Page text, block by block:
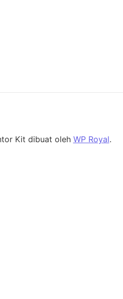
Kit dibuat oleh WP Royal.